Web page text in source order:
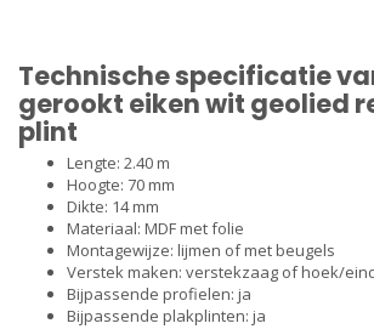
Technische specificatie
gerookt eiken wit geolied
plint
Lengte: 2.40 m
Hoogte: 70 mm
Dikte: 14 mm
Materiaal: MDF met folie
Montagewijze: lijmen of metbeugels
Verstek maken: verstekzaag ofhoek/
Bijpassende profielen: ja
Bijpassende plakplinten: ja